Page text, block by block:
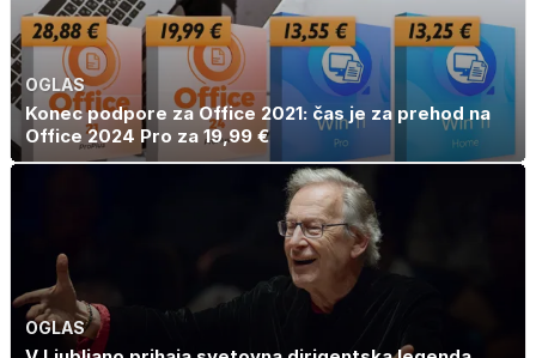
OGLAS
Konec podpore za Office 2021: čas je za prehod na
Office 2024 Pro za 19,99 €
OGLAS